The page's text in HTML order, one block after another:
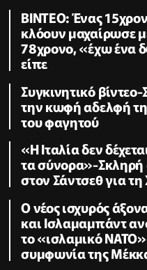
ΒΙΝΤΕΟ: Ένας
κλόουν μαχαίρωσε
78χρονο, «έχω ένα
είπε
Συγκινητικό βίντεο-
την κωφή αδελφή
του φαγητού
«Η Ιταλία δεν
τα σύνορα»-
στον Σάντσεθ για
O νέος ισχυρός
και Ισλαμαμπάντ
το «ισλαμικό
συμφωνία της